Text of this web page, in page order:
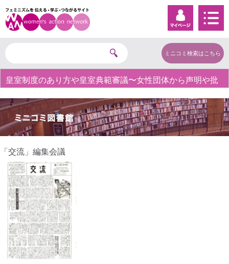
ミニコミ検索はこちら
皇室制度のあり方や皇室典範審議〜女性団体から声明や批
「交流」編集会議